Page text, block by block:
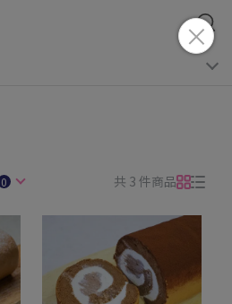
共 3 件商品